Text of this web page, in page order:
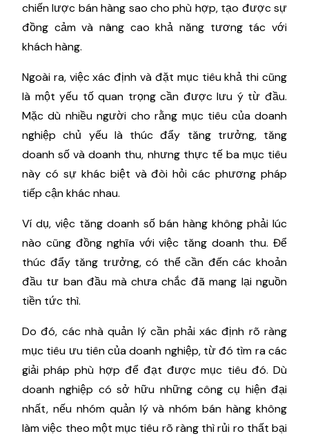
chiến lược bán hàng sao cho phù hợp, tạo được sự
đồng cảm và nâng cao khả năng tương tác với
khách hàng.
Ngoài ra, việc xác định và đặt mục tiêu khả thi cũng
là một yếu tố quan trọng cần được lưu ý từ đầu.
Mặc dù nhiều người cho rằng mục tiêu của doanh
nghiệp chủ yếu là thúc đẩy tăng trưởng, tăng
doanh số và doanh thu, nhưng thực tế ba mục tiêu
này có sự khác biệt và đòi hỏi các phương pháp
tiếp cận khác nhau.
Ví dụ, việc tăng doanh số bán hàng không phải lúc
nào cũng đồng nghĩa với việc tăng doanh thu. Để
thúc đẩy tăng trưởng, có thể cần đến các khoản
đầu tư ban đầu mà chưa chắc đã mang lại nguồn
tiền tức thì.
Do đó, các nhà quản lý cần phải xác định rõ ràng
mục tiêu ưu tiên của doanh nghiệp, từ đó tìm ra các
giải pháp phù hợp để đạt được mục tiêu đó. Dù
doanh nghiệp có sở hữu những công cụ hiện đại
nhất, nếu nhóm quản lý và nhóm bán hàng không
làm việc theo một mục tiêu rõ ràng thì rủi ro thất bại